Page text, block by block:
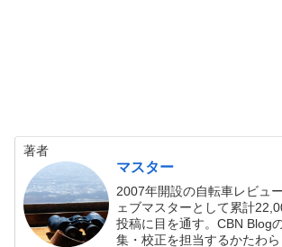
著者
マスター
2007年開設の自転車レビュ
ェブマスターとして累計
投稿に目を通す。CBN Blog
集・校正を担当するかたわ